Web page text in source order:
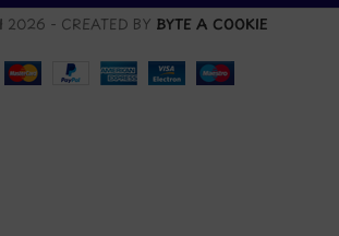
2026 - CREATED BY BYTE A COOKIE